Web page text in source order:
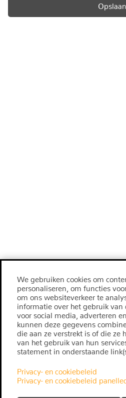
Opslaan
We gebruiken cookies om
personaliseren, om functies
om ons websiteverkeer te
informatie over het gebruik van
voor social media, adverteren
kunnen deze gegevens
die aan ze verstrekt is of die ze
van het gebruik van hun
statement in onderstaande
Privacy- en cookiebeleid
Privacy- en cookiebeleid